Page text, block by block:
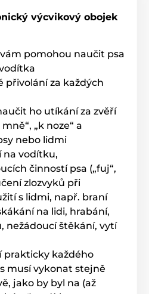
výcvikový obojek
pomohou naučit psa
přivolání za každých
ho utíkání za zvěří
„k noze“ a
nebo lidmi
na vodítku,
činností psa („fuj“,
zlozvyků při
s lidmi, např. braní
na lidi, hrabání,
nežádoucí štěkání, vytí
prakticky každého
musí vykonat stejně
jako by byl na (až